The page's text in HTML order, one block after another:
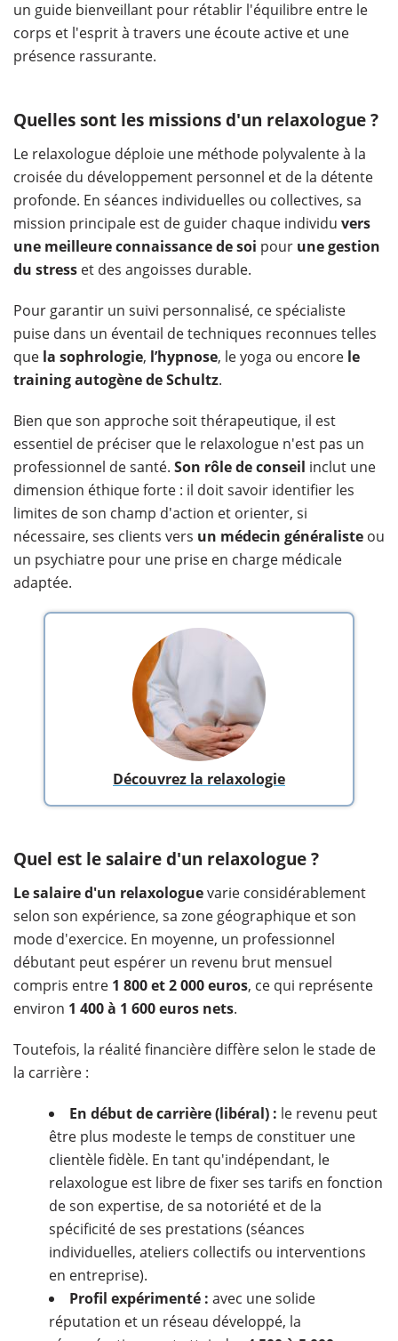
un guide bienveillant pour rétablir l'équilibre entre le
corps et l'esprit à travers une écoute active et une
présence rassurante.
Quelles sont les missions d'un relaxologue ?
Le relaxologue déploie une méthode polyvalente à la
croisée du développement personnel et de la détente
profonde. En séances individuelles ou collectives, sa
mission principale est de guider chaque individu vers
une meilleure connaissance de soi pour unegestion
du stress et des angoisses durable.
Pour garantir un suivi personnalisé, ce spécialiste
puise dans un éventail de techniques reconnues telles
que la sophrologie, l’hypnose, le yoga ou encore le
training autogène de Schultz.
Bien que son approche soit thérapeutique, il est
essentiel de préciser que le relaxologue n'est pas un
professionnel de santé. Son rôle de conseil inclut une
dimension éthique forte : il doit savoir identifier les
limites de son champ d'action et orienter, si
nécessaire, ses clients vers un médecin généraliste ou
un psychiatre pour une prise en charge médicale
adaptée.
Découvrez la relaxologie
Quel est le salaire d'un relaxologue ?
Le salaire d'un relaxologuevarie considérablement
selon son expérience, sa zone géographique et son
mode d'exercice. En moyenne, un professionnel
débutant peut espérer un revenu brut mensuel
compris entre 1 800 et 2 000 euros, ce qui représente
environ 1 400 à 1 600 euros nets.
Toutefois, la réalité financière diffère selon le stade de
la carrière :
En début de carrière (libéral) : le revenu peut
être plus modeste le temps de constituer une
clientèle fidèle. En tant qu'indépendant, le
relaxologue est libre de fixer ses tarifs en fonction
de son expertise, de sa notoriété et de la
spécificité de ses prestations (séances
individuelles, ateliers collectifs ou interventions
en entreprise).
Profil expérimenté : avec une solide
réputation et un réseau développé, la